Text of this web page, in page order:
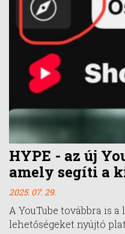
HYPE - az új
amely segíti a
2025. 07. 29.
A YouTube továbbra is
lehetőségeket nyújtó